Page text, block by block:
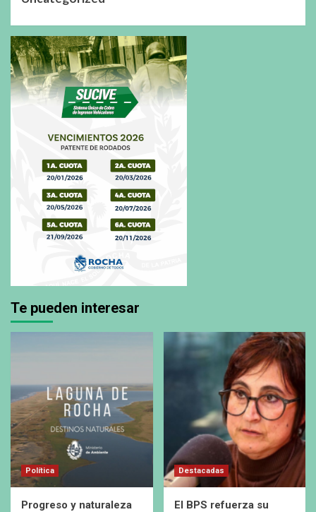
Te pueden interesar
Política
Progreso y naturaleza
Destacadas
El BPS refuerza su